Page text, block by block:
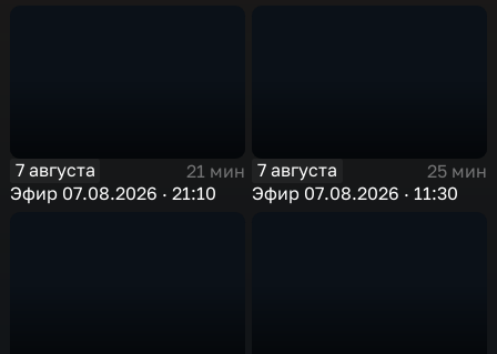
7 августа
21 мин
Эфир 07.08.2026 · 21:10
7 августа
25 мин
Эфир 07.08.2026 · 11:30